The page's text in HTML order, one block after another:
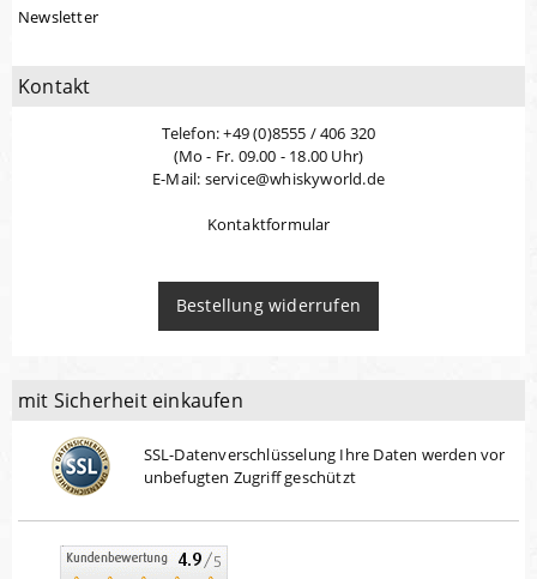
Newsletter
Kontakt
Telefon: +49 (0)8555 / 406 320
(Mo - Fr. 09.00 - 18.00 Uhr)
E-Mail: service@whiskyworld.de
Kontaktformular
Bestellung widerrufen
mit Sicherheit einkaufen
SSL-Datenverschlüsselung Ihre Daten werden vor
unbefugten Zugriff geschützt